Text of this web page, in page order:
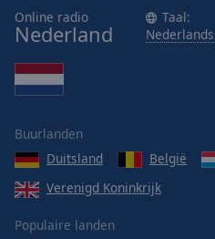
Online radio
Nederland
Taal:
Nederlands
Buurlanden
Duitsland
België
Verenigd Koninkrijk
Populaire landen